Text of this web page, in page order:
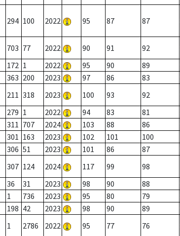
294 100 2022 95 87 87
703 77 2022 90 91 92
172 1 2022 95 90 89
363 200 2023 97 86 83
211 318 2023 100 93 92
279 1 2022 94 83 81
311 707 2024 103 88 86
301 163 2023 102 101 100
306 51 2023 101 86 87
307 124 2024 117 99 98
36 31 2023 98 90 88
1 736 2023 95 80 79
198 42 2023 98 90 89
1 2786 2022 95 77 76